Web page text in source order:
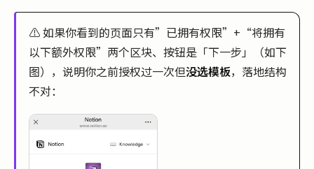
⚠️ 如果你看到的页面只有”已拥有权限”+“将拥有
以下额外权限”两个区块、按钮是「下一步」（如下
图），说明你之前授权过一次但没选模板，落地结构
不对：